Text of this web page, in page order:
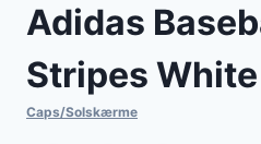
Adidas
Stripes White
Caps/Solskærme